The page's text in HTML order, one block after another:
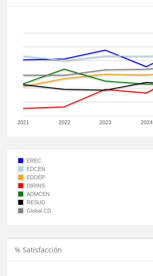
2021 2022 2023 2024
EREC
EDCEN
EDDEP
DIRINS
ADMCEN
RESUD
Global CD
% Satisfacción